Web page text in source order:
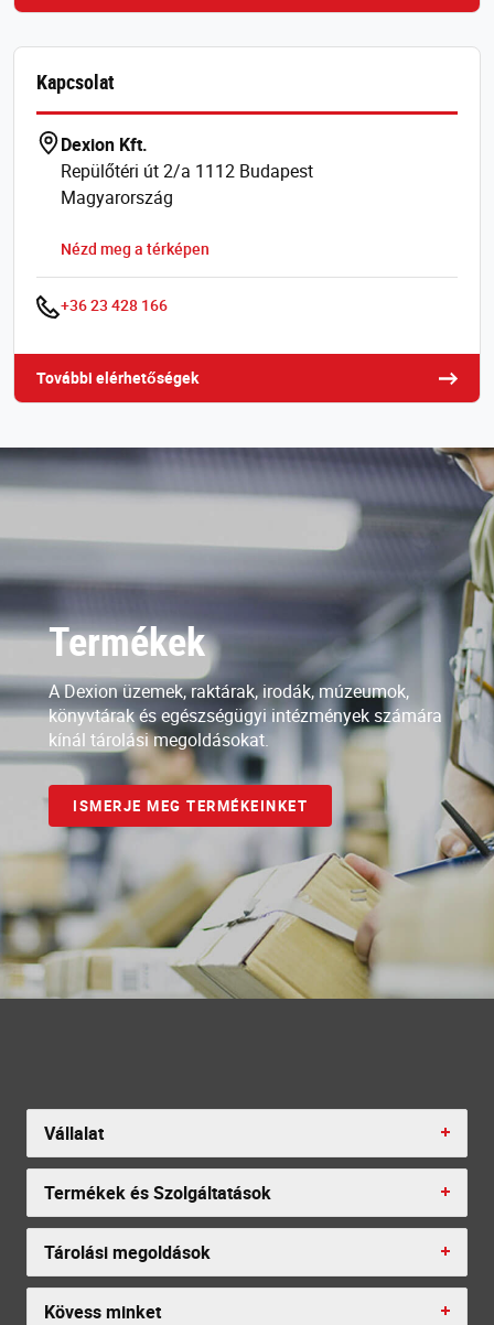
Kapcsolat
Dexion Kft.
Repülőtéri út 2/a 1112 Budapest
Magyarország
Nézd meg a térképen
+36 23 428 166
További elérhetőségek
Termékek
A Dexion üzemek, raktárak, irodák, múzeumok,
könyvtárak és egészségügyi intézmények számára
kínál tárolási megoldásokat.
ISMERJE MEG TERMÉKEINKET
Vállalat
Termékek és Szolgáltatások
Tárolási megoldások
Kövess minket